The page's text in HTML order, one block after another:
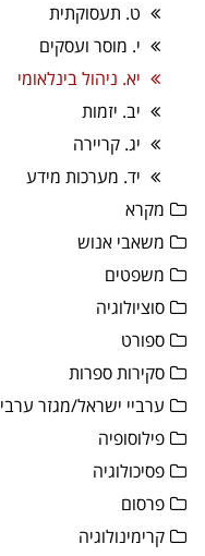
ט. תעסוקתית
י. מוסר ועסקים
יא. ניהול בינלאומי
יב. יזמות
יג. קריירה
יד. מערכות מידע
מקרא
משאבי אנוש
משפטים
סוציולוגיה
ספורט
סקירות ספרות
ערביי ישראל/מגזר ערבי
פילוסופיה
פסיכולוגיה
פרסום
קרימינולוגיה